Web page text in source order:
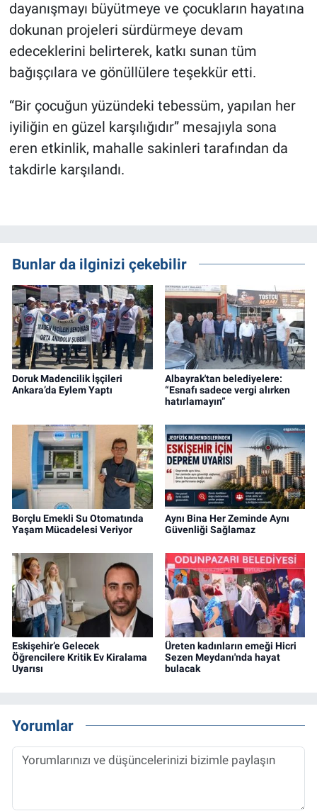
dayanışmayı büyütmeye ve çocukların hayatına
dokunan projeleri sürdürmeye devam
edeceklerini belirterek, katkı sunan tüm
bağışçılara ve gönüllülere teşekkür etti.
“Bir çocuğun yüzündeki tebessüm, yapılan her
iyiliğin en güzel karşılığıdır” mesajıyla sona
eren etkinlik, mahalle sakinleri tarafından da
takdirle karşılandı.
Bunlar da ilginizi çekebilir
Doruk Madencilik İşçileri
Ankara’da Eylem Yaptı
Albayrak'tan belediyelere:
“Esnafı sadece vergi alırken
hatırlamayın”
Borçlu Emekli Su Otomatında
Yaşam Mücadelesi Veriyor
Aynı Bina Her Zeminde Aynı
Güvenliği Sağlamaz
Eskişehir’e Gelecek
Öğrencilere Kritik Ev Kiralama
Uyarısı
Üreten kadınların emeği Hicri
Sezen Meydanı'nda hayat
bulacak
Yorumlar